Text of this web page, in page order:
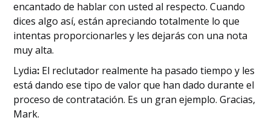
encantado de hablar con usted al respecto. Cuando
dices algo así, están apreciando totalmente lo que
intentas proporcionarles y les dejarás con una nota
muy alta.
‍Lydia: El reclutador realmente ha pasado tiempo y les
está dando ese tipo de valor que han dado durante el
proceso de contratación. Es un gran ejemplo. Gracias,
Mark.